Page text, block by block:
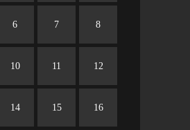
6 7 8
10 11 12
14 15 16